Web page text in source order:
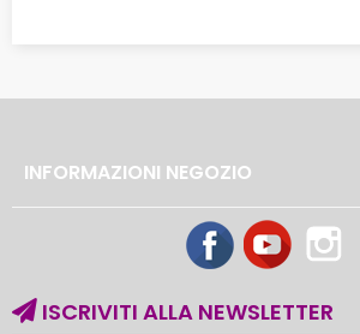
INFORMAZIONI NEGOZIO
FacebookYouTube
ISCRIVITI ALLA NEWSLETTER